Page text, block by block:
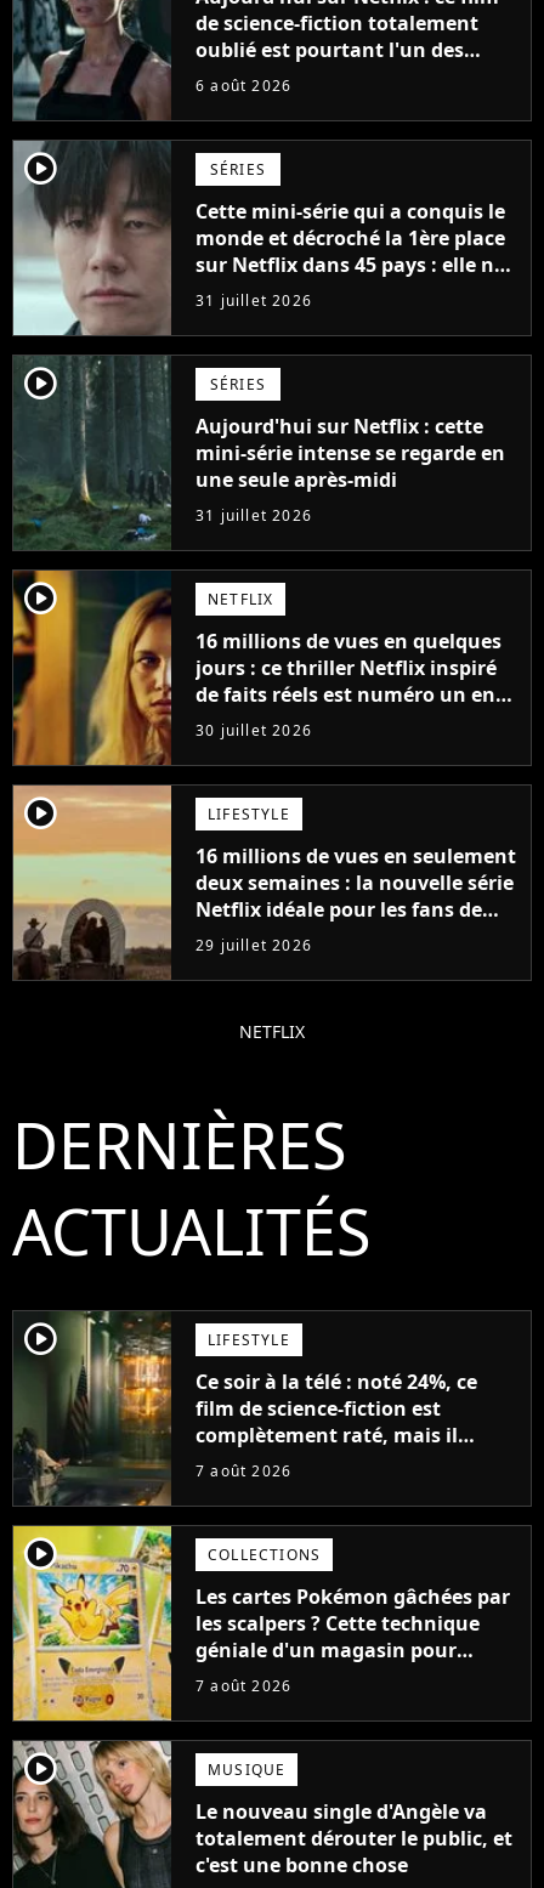
de science-fiction totalement
oublié est pourtant l'un des
meilleurs des années 2010
6 août 2026
player2 SÉRIES
Cette mini-série qui a conquis le
monde et décroché la 1ère place
sur Netflix dans 45 pays : elle ne
compte que 10 épisodes et c'est
un phénomène mondial
31 juillet 2026
player2 SÉRIES
Aujourd'hui sur Netflix : cette
mini-série intense se regarde en
une seule après-midi
31 juillet 2026
player2 NETFLIX
16 millions de vues en quelques
jours : ce thriller Netflix inspiré
de faits réels est numéro un en
France
30 juillet 2026
player2 LIFESTYLE
16 millions de vues en seulement
deux semaines : la nouvelle série
Netflix idéale pour les fans de
Yellowstone
29 juillet 2026
NETFLIX
DERNIÈRES
ACTUALITÉS
player2 LIFESTYLE
Ce soir à la télé : noté 24%, ce
film de science-fiction est
complètement raté, mais il
aurait pu être encore pire à
7 août 2026
player2 COLLECTIONS
Les cartes Pokémon gâchées par
les scalpers ? Cette technique
géniale d'un magasin pour
ruiner les revendeurs
7 août 2026
player2 MUSIQUE
Le nouveau single d'Angèle va
totalement dérouter le public, et
c'est une bonne chose